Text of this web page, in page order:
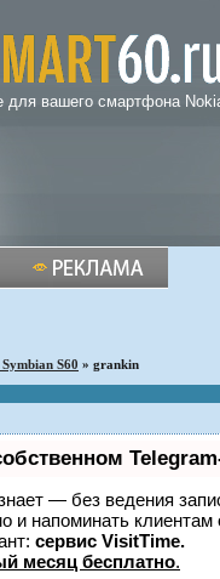
для вашего смартфона
S60 » grankin
— без ведения
и напоминать
сервис VisitTime.
месяц бесплатно.